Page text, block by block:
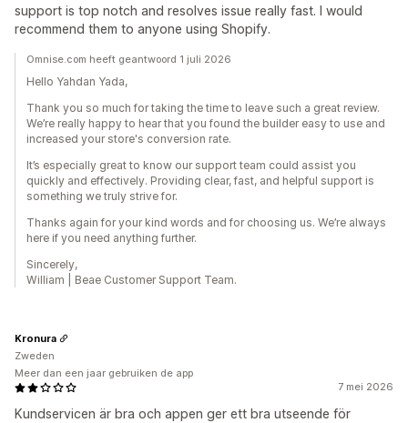
support is top notch and resolves issue really fast. I would
recommend them to anyone using Shopify.
Omnise.com heeft geantwoord 1 juli 2026
Hello Yahdan Yada,
Thank you so much for taking the time to leave such a great review.
We’re really happy to hear that you found the builder easy to use and
increased your store's conversion rate.
It’s especially great to know our support team could assist you
quickly and effectively. Providing clear, fast, and helpful support is
something we truly strive for.
Thanks again for your kind words and for choosing us. We’re always
here if you need anything further.
Sincerely,
William | Beae Customer Support Team.
7 mei 2026
Kundservicen är bra och appen ger ett bra utseende för
Kronura
Zweden
Meer dan een jaar gebruiken de app